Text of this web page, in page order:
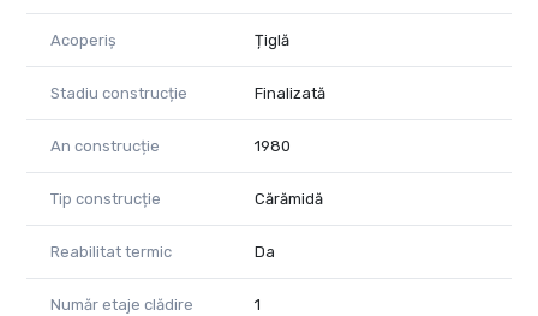
Acoperiș Țiglă
Stadiu construcție Finalizată
An construcție 1980
Tip construcție Cărămidă
Reabilitat termic Da
Număr etaje clădire 1